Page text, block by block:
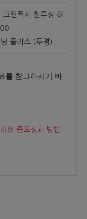
크린폭시 침투성 하
플러스 (투명)
를 참고하시기 바
의 중요성과 방법